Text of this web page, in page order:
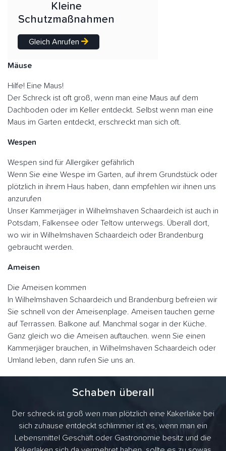
Kleine
Schutzmaßnahmen
Gleich Anrufen
Mäuse
Hilfe! Eine Maus!
Der Schreck ist oft groß, wenn man eine Maus auf dem
Dachboden oder im Keller entdeckt. Selbst wenn man eine
Maus im Garten entdeckt, erschreckt man sich oft.
Wespen
Wespen sind für Allergiker gefährlich
Wenn Sie eine Wespe im Garten, auf ihrem Grundstück oder
plötzlich in ihrem Haus haben, dann empfehlen wir ihnen uns
anzurufen
Unser Kammerjäger in Wilhelmshaven Schaardeich ist auch in
Potsdam, Falkensee oder Teltow unterwegs. Überall dort,
wo wir in Wilhelmshaven Schaardeich oder Brandenburg
gebraucht werden.
Ameisen
Die Ameisen kommen
In Wilhelmshaven Schaardeich und Brandenburg befreien wir
Sie schnell von der Ameisenplage. Ameisen tauchen gerne
auf Terrassen. Balkone auf. Manchmal sogar in der Küche.
Ganz gleich wo die Ameisen auftauchen. wenn Sie einen
Kammerjäger brauchen, in Wilhelmshaven Schaardeich oder
Umland leben, dann rufen Sie uns an.
Schaben überall
Der schreck ist groß wen man plötzlich eine Kakerlake bei
sich zuhause entdeckt schlimmer ist es, wenn man ein
Lebensmittel Geschäft oder Gastronomie besitz und die